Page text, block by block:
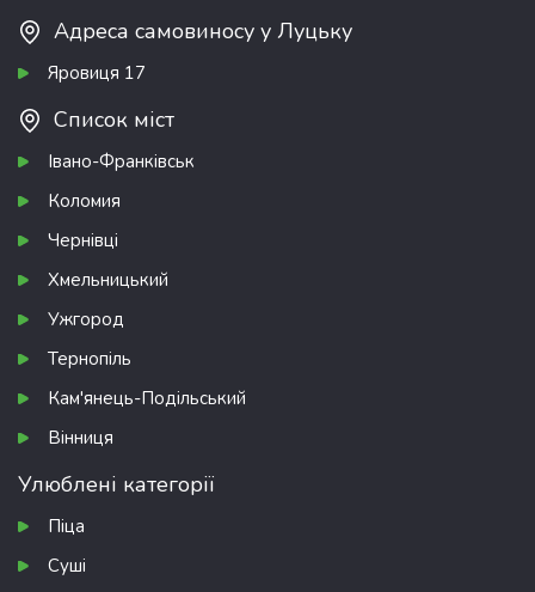
Адреса самовиносу у Луцьку
Яровиця 17
Список міст
Івано-Франківськ
Коломия
Чернівці
Хмельницький
Ужгород
Тернопіль
Кам'янець-Подільський
Вінниця
Улюблені категорії
Піца
Суші